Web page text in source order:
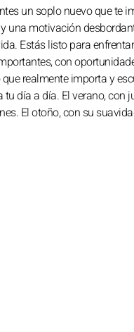
un soplo nuevo que te
una motivación
Estás listo para
con
realmente importa y
día a día. El verano, con
El otoño, con su